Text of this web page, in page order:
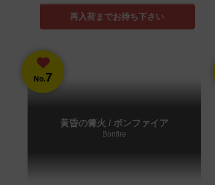
再入荷までお待ち下さい
No.7
黄昏の篝火 / ボンファイア
Bonfire